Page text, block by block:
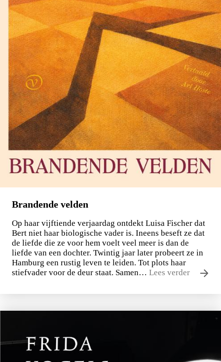
Brandende velden
Op haar vijftiende verjaardag ontdekt Luisa Fischer dat
Bert niet haar biologische vader is. Ineens beseft ze dat
de liefde die ze voor hem voelt veel meer is dan de
liefde van een dochter. Twintig jaar later probeert ze in
Hamburg een rustig leven te leiden. Tot plots haar
stiefvader voor de deur staat. Samen… Lees verder